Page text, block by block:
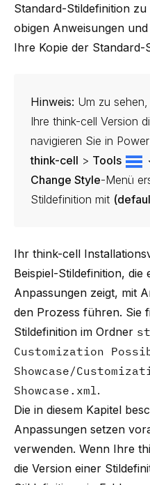
Standard-Stildefinition
obigen Anweisungen
Ihre Kopie der Standard-
Hinweis: Um zu
Ihre think-cell Version
navigieren Sie in
think-cell > Tools
Change Style-Menü
Stildefinition mit
Ihr think-cell
Beispiel-Stildefinition,
Anpassungen zeigt, mit
den Prozess führen. Sie
Stildefinition im Ordner
Customization
Showcase/
Showcase.xml.
Die in diesem Kapitel
Anpassungen setzen
verwenden. Wenn Ihre
die Version einer